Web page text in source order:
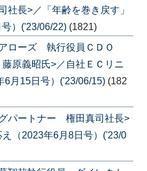
長>／「年齢を巻き戻す」
）('23/06/22) (1821)
ローズ 執行役員ＣＤＯ
原義昭氏>／自社ＥＣリニ
6月15日号）('23/06/15) (182
パートナー 権田真司社長>
（2023年6月8日号）('23/0